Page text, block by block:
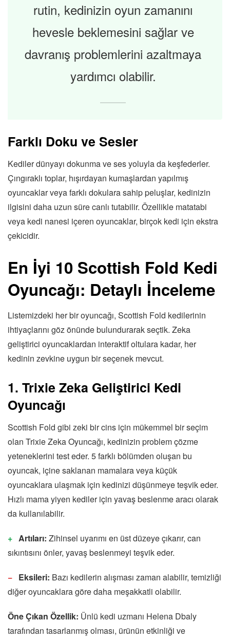
rutin, kedinizin oyun zamanını
hevesle beklemesini sağlar ve
davranış problemlerini azaltmaya
yardımcı olabilir.
Farklı Doku ve Sesler
Kediler dünyayı dokunma ve ses yoluyla da keşfederler.
Çıngıraklı toplar, hışırdayan kumaşlardan yapılmış
oyuncaklar veya farklı dokulara sahip peluşlar, kedinizin
ilgisini daha uzun süre canlı tutabilir. Özellikle matatabi
veya kedi nanesi içeren oyuncaklar, birçok kedi için ekstra
çekicidir.
En İyi 10 Scottish Fold Kedi
Oyuncağı: Detaylı İnceleme
Listemizdeki her bir oyuncağı, Scottish Fold kedilerinin
ihtiyaçlarını göz önünde bulundurarak seçtik. Zeka
geliştirici oyuncaklardan interaktif oltulara kadar, her
kedinin zevkine uygun bir seçenek mevcut.
1. Trixie Zeka Geliştirici Kedi
Oyuncağı
Scottish Fold gibi zeki bir cins için mükemmel bir seçim
olan Trixie Zeka Oyuncağı, kedinizin problem çözme
yeteneklerini test eder. 5 farklı bölümden oluşan bu
oyuncak, içine saklanan mamalara veya küçük
oyuncaklara ulaşmak için kedinizi düşünmeye teşvik eder.
Hızlı mama yiyen kediler için yavaş beslenme aracı olarak
da kullanılabilir.
Artıları: Zihinsel uyarımı en üst düzeye çıkarır, can
sıkıntısını önler, yavaş beslenmeyi teşvik eder.
Eksileri: Bazı kedilerin alışması zaman alabilir, temizliği
diğer oyuncaklara göre daha meşakkatli olabilir.
Öne Çıkan Özellik: Ünlü kedi uzmanı Helena Dbaly
tarafından tasarlanmış olması, ürünün etkinliği ve